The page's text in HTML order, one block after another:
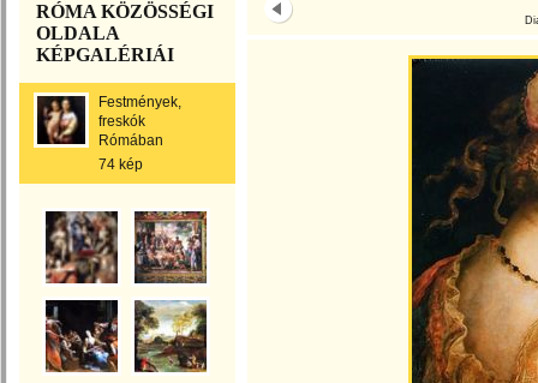
RÓMA KÖZÖSSÉGI
OLDALA
KÉPGALÉRIÁI
Festmények,
freskók
Rómában
74 kép